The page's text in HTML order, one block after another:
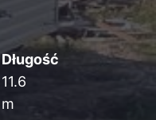
Długość
11.6
m